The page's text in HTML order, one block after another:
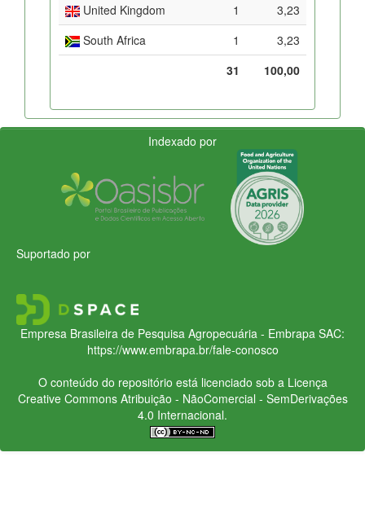
United Kingdom
1
3,23
South Africa
1
3,23
31
100,00
Indexado por
Suportado por
Empresa Brasileira de Pesquisa Agropecuária - Embrapa SAC:
https://www.embrapa.br/fale-conosco
O conteúdo do repositório está licenciado sob a Licença
Creative CommonsAtribuição - NãoComercial - SemDerivações
4.0 Internacional.